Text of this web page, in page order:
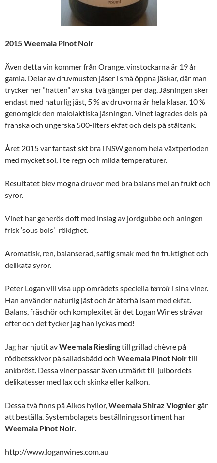
2015 Weemala Pinot Noir
Även detta vin kommer från Orange,vinstockarna är 19 år
gamla. Delar av druvmusten jäser i små öppna jäskar, där man
trycker ner ”hatten” av skal två gånger per dag. Jäsningen sker
endast med naturlig jäst, 5 % av druvorna är hela klasar. 10 %
genomgick den malolaktiska jäsningen. Vinet lagrades dels på
franska och ungerska 500-liters ekfat och dels på ståltank.
Året 2015 var fantastiskt bra i NSW genom hela växtperioden
med mycket sol, lite regn och milda temperaturer.
Resultatet blev mogna druvor med bra balans mellan frukt och
syror.
Vinet har generös doft med inslag av jordgubbe och aningen
frisk ‘sous bois’- rökighet.
Aromatisk, ren, balanserad, saftig smak med fin fruktighet och
delikata syror.
Peter Logan vill visa upp områdets speciellaterroir i sina viner.
Han använder naturlig jäst och är återhållsam med ekfat.
Balans, fräschör och komplexitet är det Logan Wines strävar
efter och det tycker jag han lyckas med!
Jag har njutit avWeemala Rieslingtill grillad chèvre på
rödbetsskivor på salladsbädd och Weemala Pinot Noirtill
ankbröst. Dessa viner passar även utmärkt till julbordets
delikatesser med lax och skinka eller kalkon.
Dessa två finns på Alkos hyllor,Weemala Shiraz Viogniergår
att beställa. Systembolagets beställningssortiment har
Weemala Pinot Noir.
http://www.loganwines.com.au